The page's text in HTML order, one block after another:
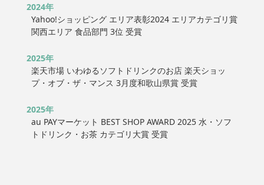
2024年
Yahoo!ショッピング エリア表彰2024 エリアカテゴリ賞
関西エリア 食品部門 3位 受賞
2025年
楽天市場 いわゆるソフトドリンクのお店 楽天ショッ
プ・オブ・ザ・マンス 3月度和歌山県賞 受賞
2025年
au PAYマーケット BEST SHOP AWARD 2025 水・ソフ
トドリンク・お茶 カテゴリ大賞 受賞